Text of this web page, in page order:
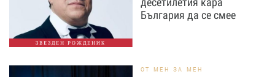
ЗВЕЗДЕН РОЖДЕНИК
България да се смее
ОТ МЕН ЗА МЕН